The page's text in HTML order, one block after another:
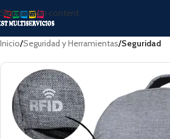
Skip to main content
Inicio Seguridad y Herramientas Seguridad